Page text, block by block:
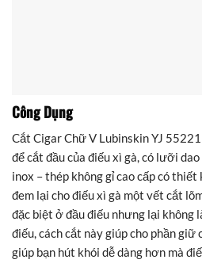
Công Dụng
Cắt Cigar Chữ V Lubinskin YJ
để cắt đầu của điếu xì gà, có lưỡi
inox – thép không gỉ cao cấp có
đem lại cho điếu xì gà một vết cắt
đặc biệt ở đầu điếu nhưng lại không
điếu, cách cắt này giúp cho phần giữ
giúp bạn hút khói dễ dàng hơn mà